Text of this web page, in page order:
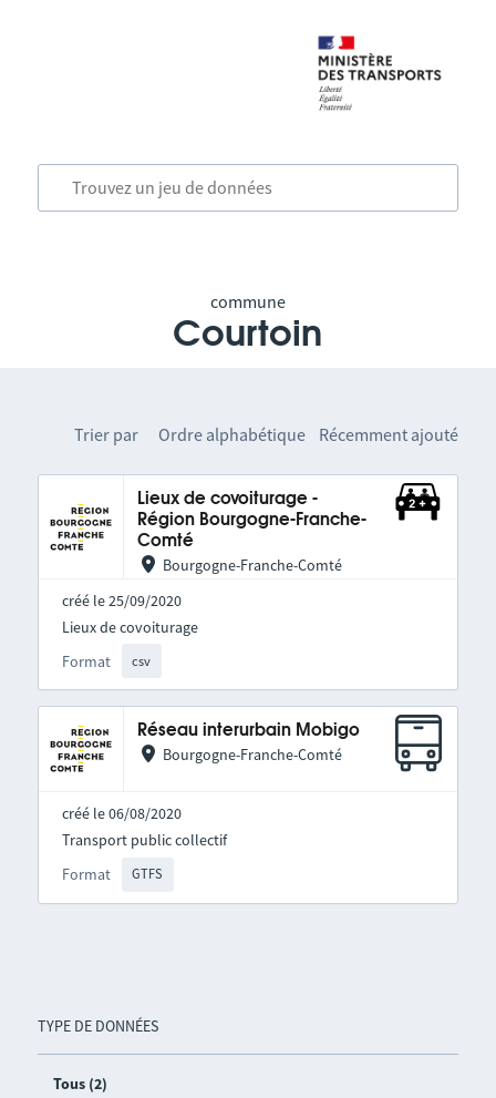
commune
Courtoin
TYPE DE DONNÉES
Tous (2)
Trier par Ordre alphabétique Récemment ajouté
Lieux de covoiturage -
Région Bourgogne-Franche-
Comté
Bourgogne-Franche-Comté
créé le 25/09/2020
Format csv
Lieux de covoiturage
Réseau interurbain Mobigo
Bourgogne-Franche-Comté
créé le 06/08/2020
Format GTFS
Transport public collectif